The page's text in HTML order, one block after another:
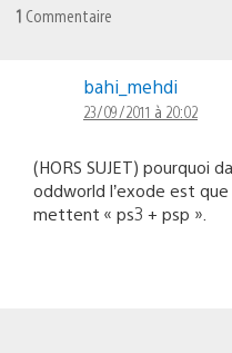
1 Commentaire
bahi_mehdi
23/09/2011 à 20:02
(HORS SUJET) pourquoi
oddworld l’exode est que
mettent « ps3 + psp ».